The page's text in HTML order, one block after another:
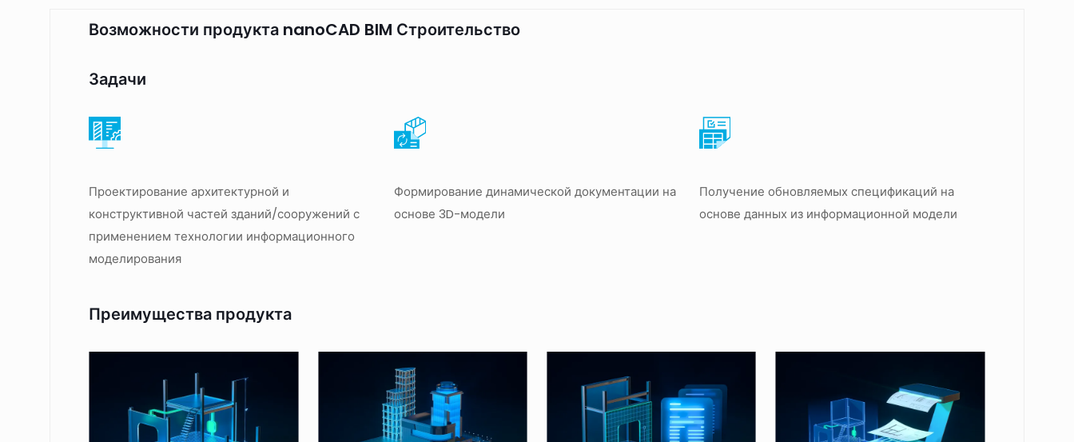
Возможности продукта nanoCAD BIM Строительство
Задачи
Проектирование архитектурной и
конструктивной частей зданий/сооружений с
применением технологии информационного
моделирования
Формирование динамической документации на
основе 3D-модели
Получение обновляемых спецификаций на
основе данных из информационной модели
Преимущества продукта